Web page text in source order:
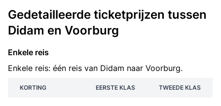
Gedetailleerde ticketprijzen tussen
Didam en Voorburg
Enkele reis
Enkele reis: één reis van Didam naar Voorburg.
KORTING EERSTE KLAS TWEEDE KLAS